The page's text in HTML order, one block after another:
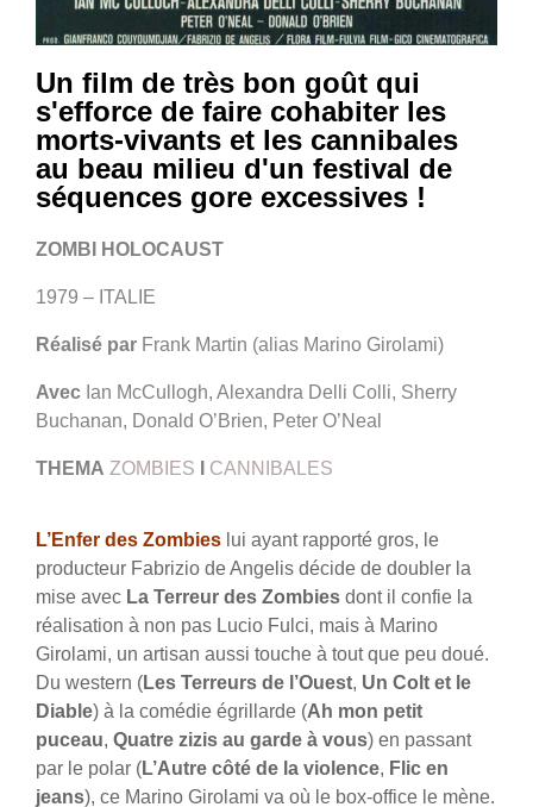
Un film de très bon goût qui
s'efforce de faire cohabiter les
morts-vivants et les cannibales
au beau milieu d'un festival de
séquences gore excessives !
ZOMBI HOLOCAUST
1979 – ITALIE
Réalisé par Frank Martin (alias Marino Girolami)
Avec Ian McCullogh, Alexandra Delli Colli, Sherry
Buchanan, Donald O’Brien, Peter O’Neal
THEMA ZOMBIES CANNIBALES
L’Enfer des Zombies lui ayant rapporté gros, le
producteur Fabrizio de Angelis décide de doubler la
mise avec La Terreur des Zombies dont il confie la
réalisation à non pas Lucio Fulci, mais à Marino
Girolami, un artisan aussi touche à tout que peu doué.
Du western (Les Terreurs de l’Ouest, Un Colt et le
Diable) à la comédie égrillarde (Ah mon petit
puceau, Quatre zizis au garde à vous) en passant
par le polar (L’Autre côté de la violence, Flic en
jeans), ce Marino Girolami va où le box-office le mène.